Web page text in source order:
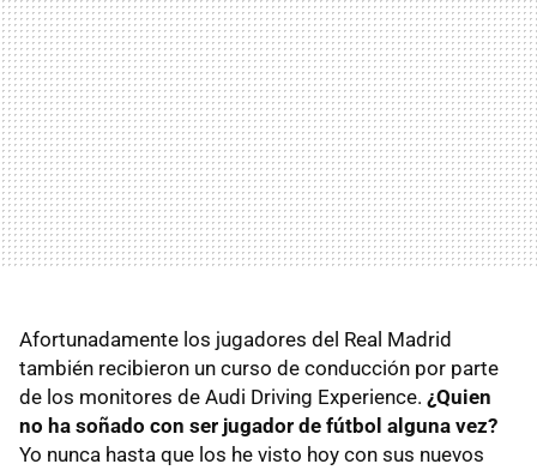
Afortunadamente los jugadores del Real Madrid
también recibieron un curso de conducción por parte
de los monitores de Audi Driving Experience. ¿Quien
no ha soñado con ser jugador de fútbol alguna vez?
Yo nunca hasta que los he visto hoy con sus nuevos